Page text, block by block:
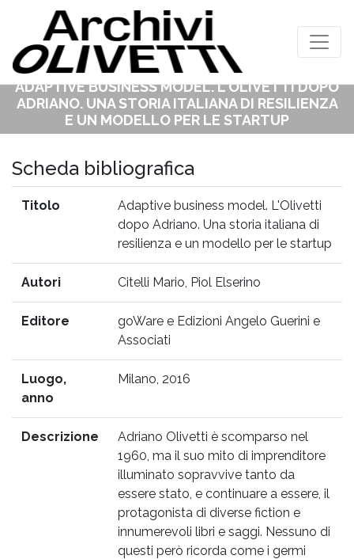
ADAPTIVE BUSINESS MODEL. L'OLIVETTI DOPO
ADRIANO. UNA STORIA ITALIANA DI RESILIENZA
E UN MODELLO PER LE STARTUP
Scheda bibliografica
Titolo
Adaptive business model. L'Olivetti
dopo Adriano. Una storia italiana di
resilienza e un modello per le startup
Autori Citelli Mario, Piol Elserino
Editore
goWare e Edizioni Angelo Guerini e
Associati
Luogo,
anno
Milano, 2016
Descrizione
Adriano Olivetti è scomparso nel
1960, ma il suo mito di imprenditore
illuminato sopravvive tanto da
essere stato, e continuare a essere, il
protagonista di diverse fiction e
innumerevoli libri e saggi. Nessuno di
questi però ricorda come i germi